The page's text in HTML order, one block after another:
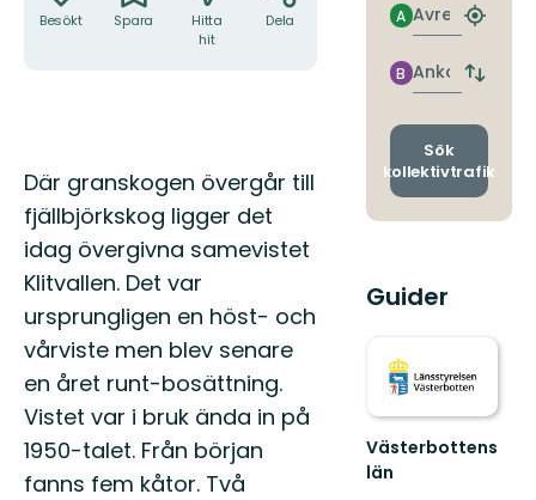
Besökt Spara
Hitta
hit
Dela
Beskrivning
Där granskogen övergår till
fjällbjörkskog ligger det
idag övergivna samevistet
Klitvallen. Det var
ursprungligen en höst- och
vårviste men blev senare
en året runt-bosättning.
Vistet var i bruk ända in på
1950-talet. Från början
fanns fem kåtor. Två
Avresa
A
Hitta
Ankomst
B
Byt
och
Sök
kollektivtrafik
Guider
Västerbottens
län